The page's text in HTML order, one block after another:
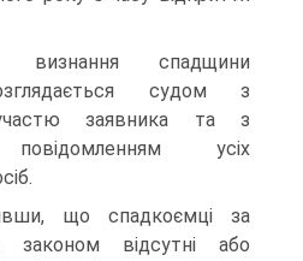
спадщини
судом з
заявника та з
усіх
що спадкоємці за
законом відсутні або